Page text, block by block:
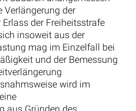
Verlängerung der
der Freiheitsstrafe
insoweit aus der
mag im Einzelfall bei
und der Bemessung
wird im